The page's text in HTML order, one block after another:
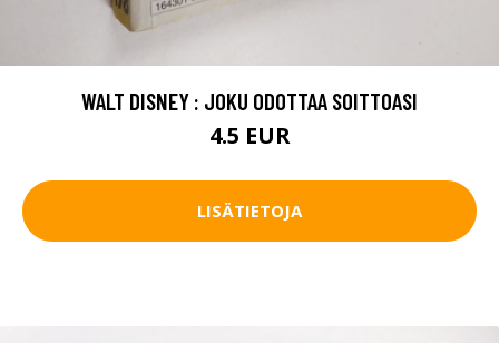
WALT DISNEY : JOKU ODOTTAA SOITTOASI
4.5 EUR
LISÄTIETOJA